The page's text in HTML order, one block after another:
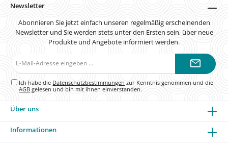
Newsletter
Abonnieren Sie jetzt einfach unseren regelmäßig erscheinenden
Newsletter und Sie werden stets unter den Ersten sein, über neue
Produkte und Angebote informiert werden.
Ich habe die Datenschutzbestimmungen zur Kenntnis genommen und die
AGB gelesen und bin mit ihnen einverstanden.
Über uns
Informationen